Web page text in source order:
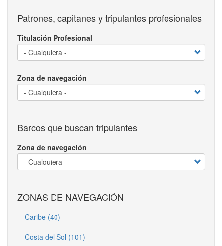
Patrones, capitanes y tripulantes profesionales
Titulación Profesional
Zona de navegación
Barcos que buscan tripulantes
Zona de navegación
ZONAS DE NAVEGACIÓN
Caribe (40)
Costa del Sol (101)